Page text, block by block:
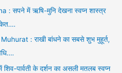
: सपने में ऋषि-मुनि देखना स्वप्न शास्त्र
: राखी बांधने का सबसे शुभ मुहूर्त,
पार्वती के दर्शन का असली मतलब स्वप्न